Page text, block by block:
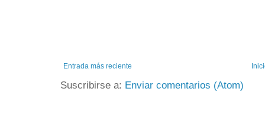
Entrada más reciente
Suscribirse a: Enviar comentarios (Atom)